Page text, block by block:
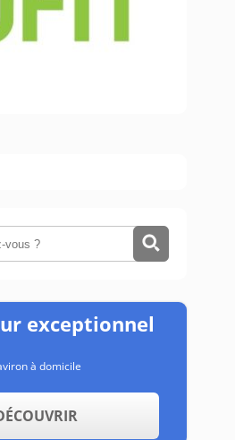
exceptionnel
à domicile